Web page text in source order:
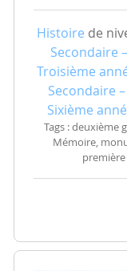
Histoire de
Secondaire
Troisième
Secondaire
Sixième
Tags : deuxième
Mémoire,